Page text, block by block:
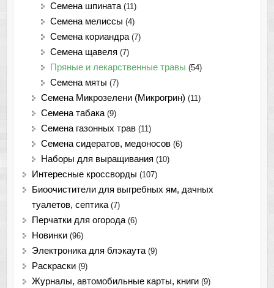
Семена шпината (11)
Семена мелиссы (4)
Семена кориандра (7)
Семена щавеля (7)
Пряные и лекарственные травы (54)
Семена мяты (7)
Семена Микрозелени (Микрогрин) (11)
Семена табака (9)
Семена газонных трав (11)
Семена сидератов, медоносов (6)
Наборы для выращивания (10)
Интересные кроссворды (107)
Биоочистители для выгребных ям, дачных
туалетов, септика (7)
Перчатки для огорода (6)
Новинки (96)
Электроника для блэкаута (9)
Раскраски (9)
Журналы, автомобильные карты, книги (9)